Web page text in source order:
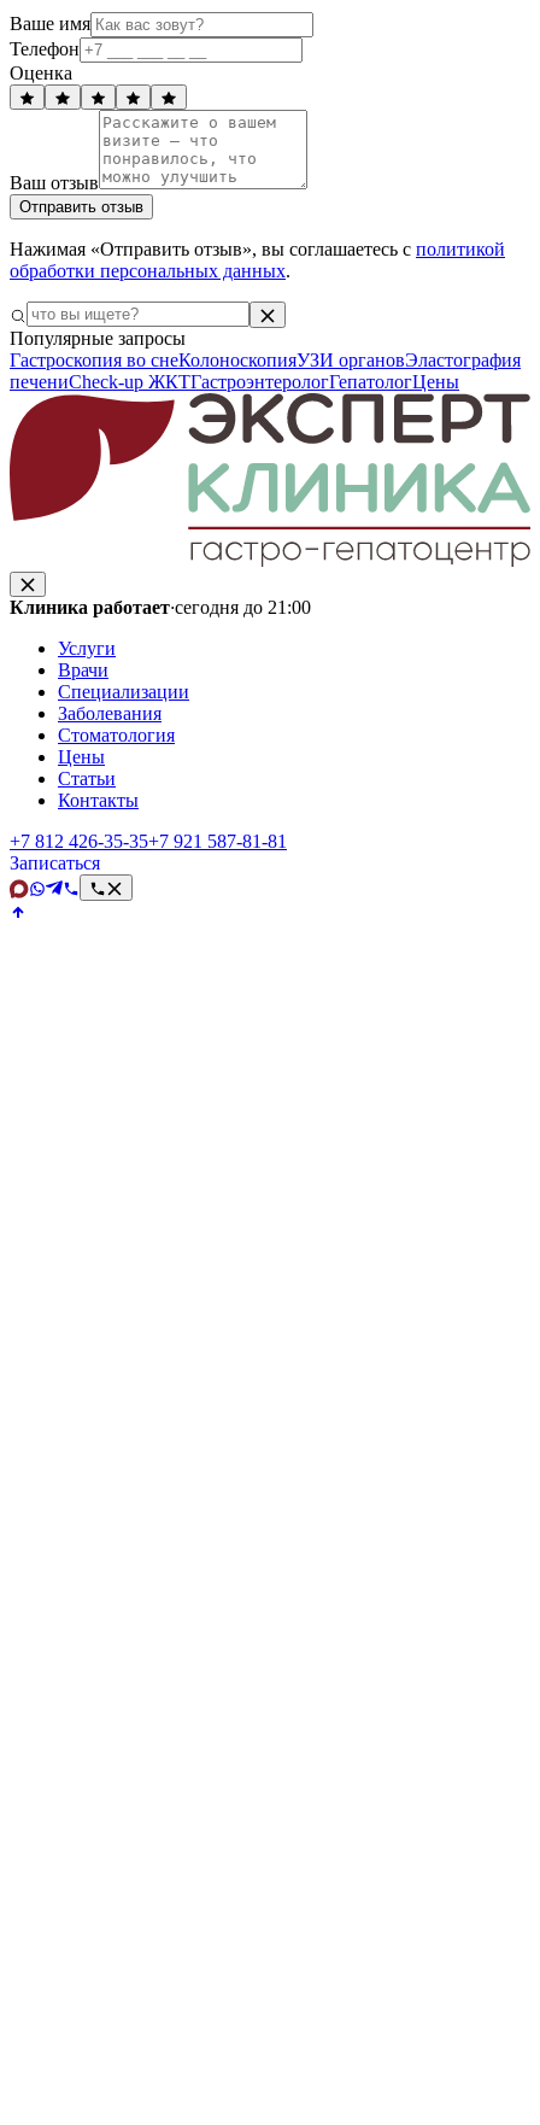
Ваше имя
Телефон
Оценка
Ваш отзыв
Отправить отзыв
Нажимая «Отправить отзыв», вы соглашаетесь с политикой
обработки персональных данных.
Популярные запросы
Гастроскопия во снеКолоноскопияУЗИ органовЭластография
печениCheck-up ЖКТГастроэнтерологГепатологЦены
Клиника работает·сегодня до 21:00
Услуги
Врачи
Специализации
Заболевания
Стоматология
Цены
Статьи
Контакты
+7 812 426‑35‑35+7 921 587‑81‑81
Записаться